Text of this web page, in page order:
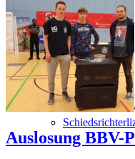
Termine
Auslosung BBV-